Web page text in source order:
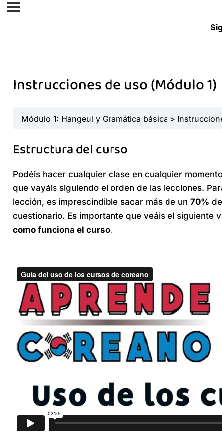
Instrucciones de uso (Módulo 1)
Módulo 1: Hangeul y Gramática básica
Estructura del curso
Podéis hacer cualquier clase en cualquier
que vayáis siguiendo el orden de las lecciones.
lección, es imprescindible sacar más de un 70%
cuestionario. Es importante que veáis el siguiente
como funciona el curso.